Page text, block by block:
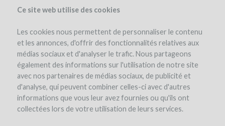
Ce site web utilise des cookies
Les cookies nous permettent de personnaliser le contenu
et les annonces, d'offrir des fonctionnalités relatives aux
médias sociaux et d'analyser le trafic. Nous partageons
également des informations sur l'utilisation de notre site
avec nos partenaires de médias sociaux, de publicité et
d'analyse, qui peuvent combiner celles-ci avec d'autres
informations que vous leur avez fournies ou qu'ils ont
collectées lors de votre utilisation de leurs services.
le projet le domaine l'équipe détails du projet avis d'experts
les remboursements en vin documents winefunders(32)
commentaires (0)